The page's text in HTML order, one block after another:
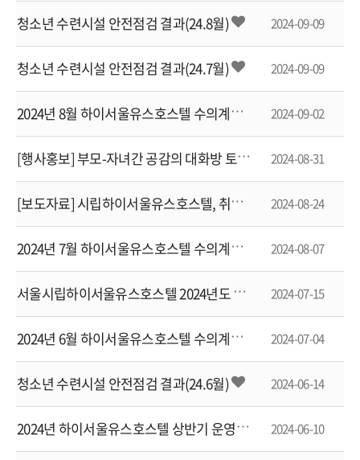
청소년 수련시설 안전점검 결과(24.8월) 2024-09-09
청소년 수련시설 안전점검 결과(24.7월) 2024-09-09
2
024년 8월 하이서울유스호스텔 수의계약 현황 2024-09-02
[
행사홍보] 부모-자녀간 공감의 대화방 토크콘서트 개최안내 2024-08-31
[
보도자료] 시립하이서울유스호스텔, 취약계층 청소년대상 사회공헌프로그램 '하이드림온' 성료 2024-08-24
2
024년 7월 하이서울유스호스텔 수의계약 현황 2024-08-07
서
울시립하이서울유스호스텔 2024년도 추가경정예산 고시 2024-07-15
2
024년 6월 하이서울유스호스텔 수의계약 현황 2024-07-04
청소년 수련시설 안전점검 결과(24.6월) 2024-06-14
2
024년 하이서울유스호스텔 상반기 운영위원회 결과 공지 2024-06-10